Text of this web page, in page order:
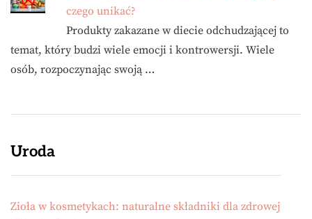
czego unikać?
Produkty zakazane w diecie odchudzającej to
temat, który budzi wiele emocji i kontrowersji. Wiele
osób, rozpoczynając swoją …
Uroda
Zioła w kosmetykach: naturalne składniki dla zdrowej